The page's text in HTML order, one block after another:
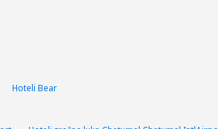
Hoteli Bear